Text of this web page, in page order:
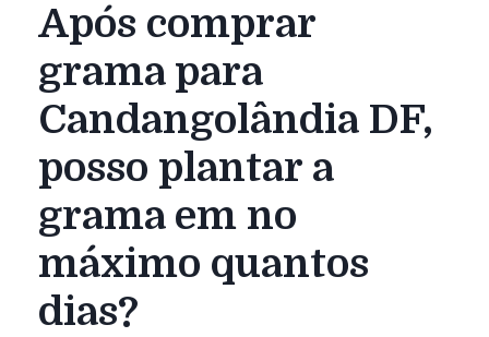
Após comprar
grama para
Candangolândia DF,
posso plantar a
grama em no
máximo quantos
dias?